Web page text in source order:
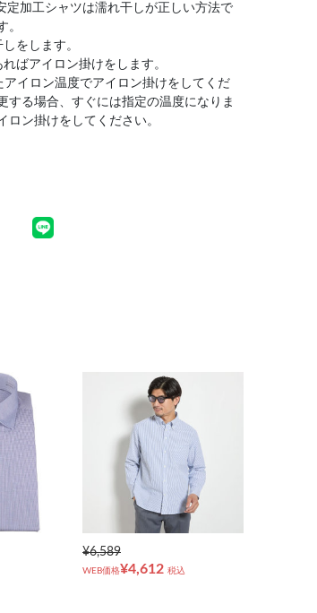
定加工シャツは濡れ干しが正しい方法で
。
をします。
ばアイロン掛けをします。
イロン温度でアイロン掛けをしてくだ
る場合、すぐには指定の温度になりま
ン掛けをしてください。
¥6,589
WEB価格¥4,612 税込